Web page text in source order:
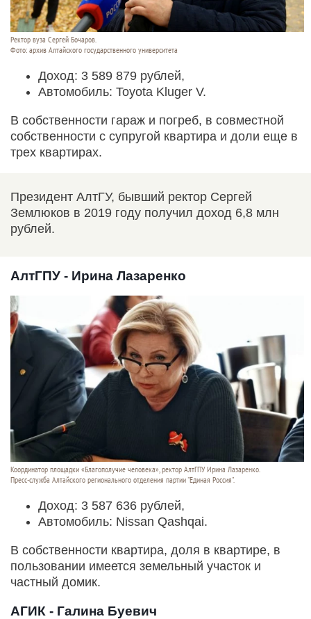
Ректор вуза Сергей Бочаров.
Фото: архив Алтайского государственного университета
Доход: 3 589 879 рублей,
Автомобиль: Toyota Kluger V.
В собственности гараж и погреб, в совместной
собственности с супругой квартира и доли еще в
трех квартирах.
Президент АлтГУ, бывший ректор Сергей
Землюков в 2019 году получил доход 6,8 млн
рублей.
АлтГПУ - Ирина Лазаренко
Координатор площадки «Благополучие человека», ректор АлтГПУ Ирина Лазаренко.
Пресс-служба Алтайского регионального отделения партии "Единая Россия".
Доход: 3 587 636 рублей,
Автомобиль: Nissan Qashqai.
В собственности квартира, доля в квартире, в
пользовании имеется земельный участок и
частный домик.
АГИК - Галина Буевич